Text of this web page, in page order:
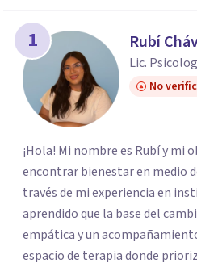
1 Rubí
Lic.
No
¡Hola! Mi nombre es Rubí y mi
encontrar bienestar en medio
través de mi experiencia en
aprendido que la base del
empática y un
espacio de terapia donde